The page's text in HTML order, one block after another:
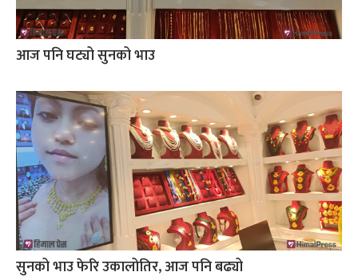
आज पनि घट्यो सुनको भाउ
सुनको भाउ फेरि उकालोतिर, आज पनि बढ्यो